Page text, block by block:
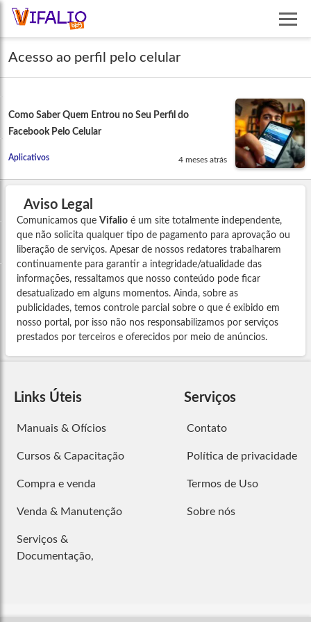
Acesso ao perfil pelo celular
Como Saber Quem Entrou no Seu Perfil do
Facebook Pelo Celular
Aplicativos 4 meses atrás
Aviso Legal
Comunicamos que Vifalio é um site totalmente independente,
que não solicita qualquer tipo de pagamento para aprovação ou
liberação de serviços. Apesar de nossos redatores trabalharem
continuamente para garantir a integridade/atualidade das
informações, ressaltamos que nosso conteúdo pode ficar
desatualizado em alguns momentos. Ainda, sobre as
publicidades, temos controle parcial sobre o que é exibido em
nosso portal, por isso não nos responsabilizamos por serviços
prestados por terceiros e oferecidos por meio de anúncios.
Links Úteis
Manuais & Ofícios
Cursos & Capacitação
Compra e venda
Venda & Manutenção
Serviços &
Documentação,
Serviços
Contato
Política de privacidade
Termos de Uso
Sobre nós